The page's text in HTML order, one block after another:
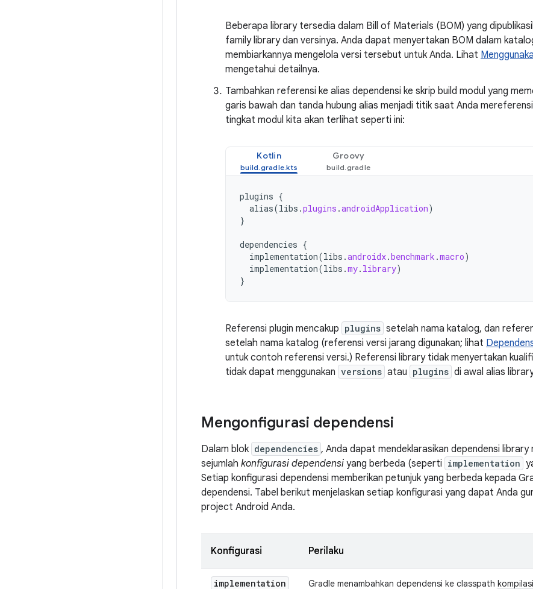
Beberapa library tersedia dalam Bill of Materials (BOM) yang
family library dan versinya. Anda dapat menyertakan BOM dalam
membiarkannya mengelola versi tersebut untuk Anda. Lihat
mengetahui detailnya.
Tambahkan referensi ke alias dependensi ke skrip build modul yang
garis bawah dan tanda hubung alias menjadi titik saat Anda
tingkat modul kita akan terlihat seperti ini:
Kotlin Groovy
plugins {
alias(libs .plugins .androidApplication)
}
dependencies {
implementation(libs .androidx.benchmark .macro)
implementation(libs .my. library)
}
Referensi plugin mencakup plugins setelah nama katalog, dan
setelah nama katalog (referensi versi jarang digunakan; lihat
untuk contoh referensi versi.) Referensi library tidak menyertakan
tidak dapat menggunakan versions atau plugins di awal alias
Mengonfigurasi dependensi
Dalam blok dependencies , Anda dapat mendeklarasikan dependensi
sejumlah konfigurasi dependensi yang berbeda (seperti implementation
Setiap konfigurasi dependensi memberikan petunjuk yang berbeda kepada
dependensi. Tabel berikut menjelaskan setiap konfigurasi yang dapat Anda
project Android Anda.
Konfigurasi Perilaku
implementation Gradle menambahkan dependensi ke classpath